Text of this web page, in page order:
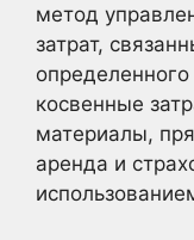
метод
затрат,
косвенные
материалы,
аренда и